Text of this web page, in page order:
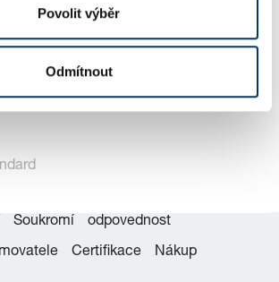
Povolit výběr
Odmítnout
pružící, s
s
síla
element, pružící, s
přítlačným kolíkem, s
drážkou, normální síla
Soukromí odpovednost
Certifikace Nákup